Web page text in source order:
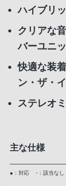
ハイブリ
クリアな
バーユニ
快適な装
ン・ザ・
ステレオ
主な仕様
●：対応 -：該当なし